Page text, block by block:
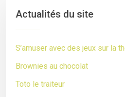
Actualités du site
S’amuser avec des jeux sur la
Brownies au chocolat
Toto le traiteur